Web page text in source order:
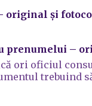
original și
prenumelui –
ori oficiul
trebuind